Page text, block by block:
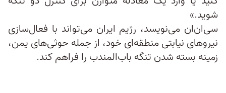
شوید.»
سی‌ان‌ان می‌نویسد، رژیم ایران می‌تواند با فعال‌سازی
نیروهای نیابتی منطقه‌ای خود، از جمله حوثی‌های یمن،
زمینه بسته شدن تنگه باب‌المندب را فراهم کند.